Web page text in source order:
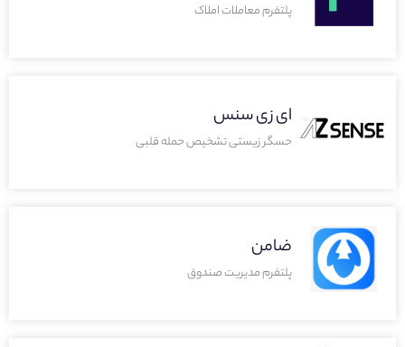
پلتفرم معاملات املاک
ای زی سنس
حسگر زیستی تشخیص حمله قلبی
ضامن
پلتفرم مدیریت صندوق